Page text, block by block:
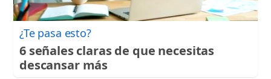
¿Te pasa esto?
6 señales claras de que necesitas
descansar más